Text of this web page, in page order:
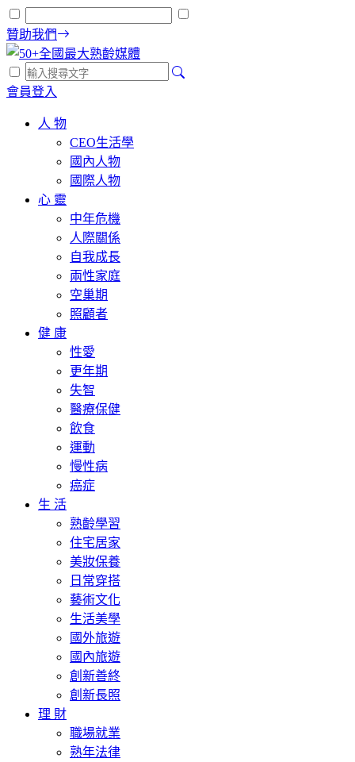
贊助我們
會員登入
人 物
CEO生活學
國內人物
國際人物
心 靈
中年危機
人際關係
自我成長
兩性家庭
空巢期
照顧者
健 康
性愛
更年期
失智
醫療保健
飲食
運動
慢性病
癌症
生 活
熟齡學習
住宅居家
美妝保養
日常穿搭
藝術文化
生活美學
國外旅遊
國內旅遊
創新善終
創新長照
理 財
職場就業
熟年法律